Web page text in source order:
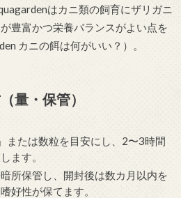
はカニ類の飼育にザリガニ
豊富かつ栄養バランスがよい点を
カニの餌は何がいい？）。
量・保管）
または数粒を目安にし、2〜3時間
ます。
所保管し、開封後は数カ月以内を
好性が保てます。